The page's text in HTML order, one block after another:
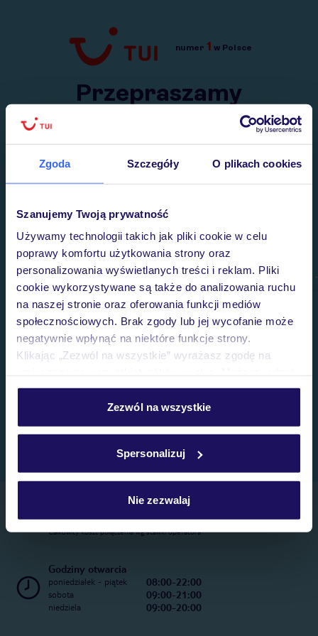
Zgoda Szczegóły O plikach cookies
Szanujemy Twoją prywatność
Używamy technologii takich jak pliki cookie w celu
poprawy komfortu użytkowania strony oraz
personalizowania wyświetlanych treści i reklam. Pliki
cookie wykorzystywane są także do analizowania ruchu
na naszej stronie oraz oferowania funkcji mediów
społecznościowych. Brak zgody lub jej wycofanie może
negatywnie wpłynąć na niektóre funkcje strony.
Klikając „Zezwól na wszystkie” wyrażasz zgodę na
personalizować swój wybór wchodząc w zakładkę
Szczegółowe informacje o plikach cookie znajdziesz
Zezwól na wszystkie
Spersonalizuj
Nie zezwalaj
Przejdź do TUI.pl
numer 1 w Polsce
Przepraszamy
Wysłaliśmy nasz serwis na krótkie wakacje.
Telefoniczne Centrum Rezerwacji
22 270 31 20
Całkowity koszt połączenia wg stawki operatora
Godziny otwarcia
poniedziałek - piątek 08:00-22:00
sobota 09:00-21:00
niedziela 09:00-20:00